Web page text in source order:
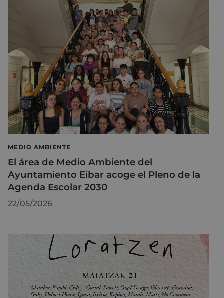
MEDIO AMBIENTE
El área de Medio Ambiente del
Ayuntamiento Eibar acoge el Pleno de la
Agenda Escolar 2030
22/05/2026